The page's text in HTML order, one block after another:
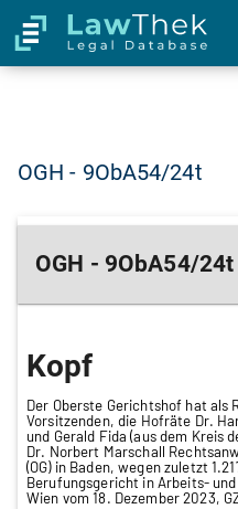
OGH - 9ObA54/24t
OGH - 9ObA54/24t
Kopf
Der Oberste Gerichtshof hat als
Vorsitzenden, die Hofräte Dr.
und Gerald Fida (aus dem
Dr. Norbert Marschall
(OG) in Baden, wegen zuletzt
Berufungsgericht in Arbeits-
Wien vom 18. Dezember 2023,